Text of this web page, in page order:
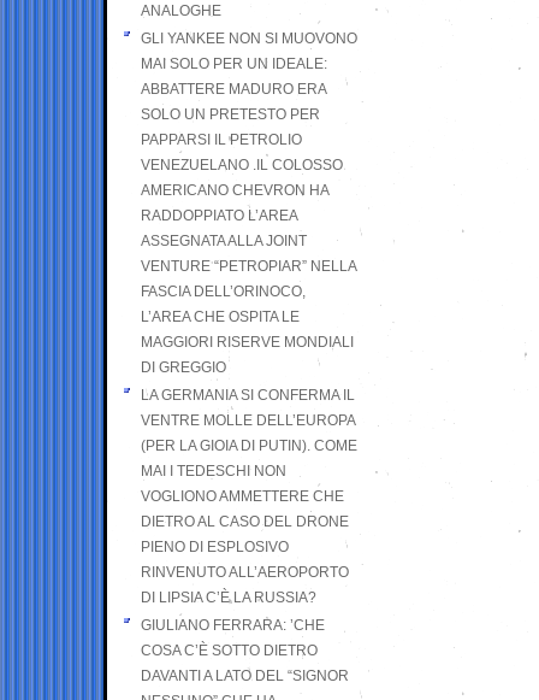
ANALOGHE
GLI YANKEE NON SI MUOVONO
MAI SOLO PER UN IDEALE:
ABBATTERE MADURO ERA
SOLO UN PRETESTO PER
PAPPARSI IL PETROLIO
VENEZUELANO .IL COLOSSO
AMERICANO CHEVRON HA
RADDOPPIATO L’AREA
ASSEGNATA ALLA JOINT
VENTURE “PETROPIAR” NELLA
FASCIA DELL’ORINOCO,
L’AREA CHE OSPITA LE
MAGGIORI RISERVE MONDIALI
DI GREGGIO
LA GERMANIA SI CONFERMA IL
VENTRE MOLLE DELL’EUROPA
(PER LA GIOIA DI PUTIN). COME
MAI I TEDESCHI NON
VOGLIONO AMMETTERE CHE
DIETRO AL CASO DEL DRONE
PIENO DI ESPLOSIVO
RINVENUTO ALL’AEROPORTO
DI LIPSIA C’È LA RUSSIA?
GIULIANO FERRARA: ’CHE
COSA C’È SOTTO DIETRO
DAVANTI A LATO DEL “SIGNOR